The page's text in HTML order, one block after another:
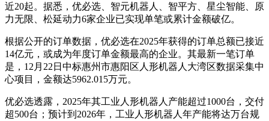
近20起。据悉，优必选、智元机器人、智平方、星尘智能、原
力无限、松延动力6家企业已实现单笔或累计金额破亿。
根据公开的订单数据，优必选在2025年获得的订单总额已接近
14亿元，或成为年度订单金额最高的企业。其最新一笔订单
是，12月22日中标惠州市惠阳区人形机器人大湾区数据采集中
心项目，金额达5962.015万元。
优必选透露，2025年其工业人形机器人产能超过1000台，交付
超500台；预计到2026年，工业人形机器人年产能将达万台规